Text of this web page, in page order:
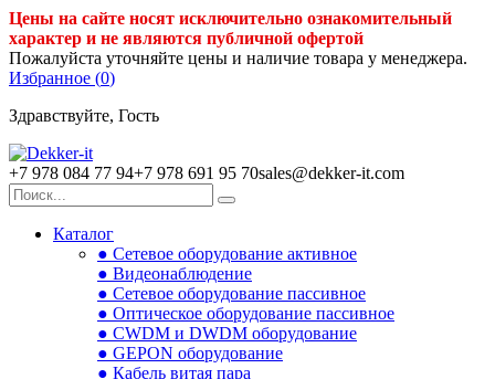
Цены на сайте носят исключительно ознакомительный
характер и не являются публичной офертой
Пожалуйста уточняйте цены и наличие товара у менеджера.
Избранное (0)
Здравствуйте, Гость
+7 978 084 77 94+7 978 691 95 70sales@dekker-it.com
Каталог
● Сетевое оборудование активное
● Видеонаблюдение
● Сетевое оборудование пассивное
● Оптическое оборудование пассивное
● CWDM и DWDM оборудование
● GEPON оборудование
● Кабель витая пара